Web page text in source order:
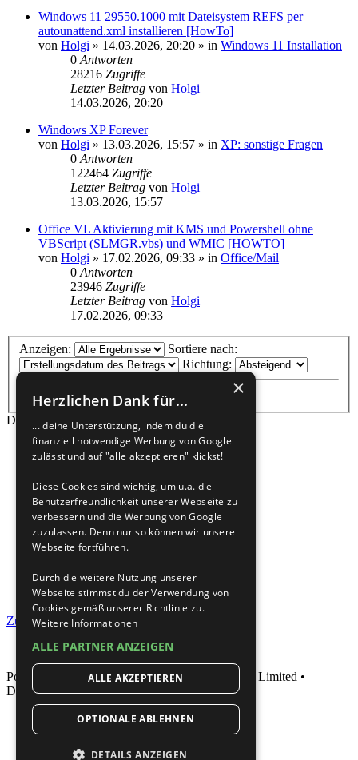
Windows 11 29550.1000 mit Dateisystem REFS per
autounattend.xml installieren [HowTo]
von Holgi » 14.03.2026, 20:20 » in Windows 11 Installation
0Antworten
28216 Zugriffe
Letzter Beitrag von Holgi
14.03.2026, 20:20
Windows XP Forever
von Holgi » 13.03.2026, 15:57 » in XP: sonstige Fragen
0Antworten
122464 Zugriffe
Letzter Beitrag von Holgi
13.03.2026, 15:57
Office VL Aktivierung mit KMS und Powershell ohne
VBScript (SLMGR.vbs) und WMIC [HOWTO]
von Holgi » 17.02.2026, 09:33 » in Office/Mail
0Antworten
23946 Zugriffe
Letzter Beitrag von Holgi
17.02.2026, 09:33
Anzeigen:
Sortiere nach:
Richtung:
Die Suche ergab mehr als 1000 Treffer
Seite1von40
Gehe zu Seite:
1
2
3
4
5
40
Nächste
Zur erweiterten Suche
Powered by phpBB ® Forum Software © phpBB Limited •
Deutsche Übersetzung durchphpBB.de
×
Herzlichen Dank für...
... deine Unterstützung, indem du die
finanziell notwendige Werbung von Google
zulässt und auf "alle akzeptieren" klickst!
Diese Cookies sind wichtig, um u.a. die
Benutzerfreundlichkeit unserer Webseite zu
verbessern und die Werbung von Google
zuzulassen. Denn nur so können wir unsere
Webseite fortführen.
Durch die weitere Nutzung unserer
Webseite stimmst du der Verwendung von
Cookies gemäß unserer Richtlinie zu.
Weitere Informationen
ALLE PARTNER ANZEIGEN
ALLE AKZEPTIEREN
OPTIONALE ABLEHNEN
DETAILS ANZEIGEN